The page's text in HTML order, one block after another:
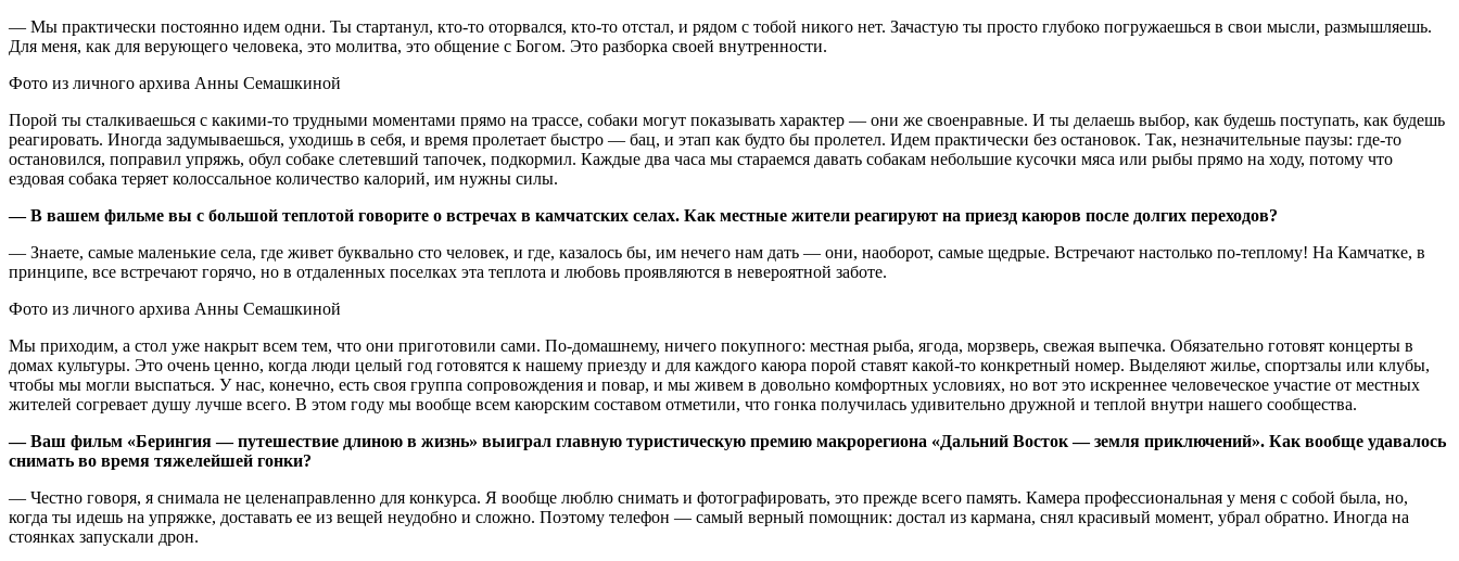
— Мы практически постоянно идем одни. Ты стартанул, кто-то оторвался, кто-то отстал, и рядом с тобой никого нет. Зачастую ты просто глубоко погружаешься в свои мысли, размышляешь.
Для меня, как для верующего человека, это молитва, это общение с Богом. Это разборка своей внутренности.
Фото из личного архива Анны Семашкиной
Порой ты сталкиваешься с какими-то трудными моментами прямо на трассе, собаки могут показывать характер — они же своенравные. И ты делаешь выбор, как будешь поступать, как будешь
реагировать. Иногда задумываешься, уходишь в себя, и время пролетает быстро — бац, и этап как будто бы пролетел. Идем практически без остановок. Так, незначительные паузы: где-то
остановился, поправил упряжь, обул собаке слетевший тапочек, подкормил. Каждые два часа мы стараемся давать собакам небольшие кусочки мяса или рыбы прямо на ходу, потому что
ездовая собака теряет колоссальное количество калорий, им нужны силы.
— В вашем фильме вы с большой теплотой говорите о встречах в камчатских селах. Как местные жители реагируют на приезд каюров после долгих переходов?
— Знаете, самые маленькие села, где живет буквально сто человек, и где, казалось бы, им нечего нам дать — они, наоборот, самые щедрые. Встречают настолько по-теплому! На Камчатке, в
принципе, все встречают горячо, но в отдаленных поселках эта теплота и любовь проявляются в невероятной заботе.
Фото из личного архива Анны Семашкиной
Мы приходим, а стол уже накрыт всем тем, что они приготовили сами. По-домашнему, ничего покупного: местная рыба, ягода, морзверь, свежая выпечка. Обязательно готовят концерты в
домах культуры. Это очень ценно, когда люди целый год готовятся к нашему приезду и для каждого каюра порой ставят какой-то конкретный номер. Выделяют жилье, спортзалы или клубы,
чтобы мы могли выспаться. У нас, конечно, есть своя группа сопровождения и повар, и мы живем в довольно комфортных условиях, но вот это искреннее человеческое участие от местных
жителей согревает душу лучше всего. В этом году мы вообще всем каюрским составом отметили, что гонка получилась удивительно дружной и теплой внутри нашего сообщества.
— Ваш фильм «Берингия — путешествие длиною в жизнь» выиграл главную туристическую премию макрорегиона «Дальний Восток — земля приключений». Как вообще удавалось
снимать во время тяжелейшей гонки?
— Честно говоря, я снимала не целенаправленно для конкурса. Я вообще люблю снимать и фотографировать, это прежде всего память. Камера профессиональная у меня с собой была, но,
когда ты идешь на упряжке, доставать ее из вещей неудобно и сложно. Поэтому телефон — самый верный помощник: достал из кармана, снял красивый момент, убрал обратно. Иногда на
стоянках запускали дрон.